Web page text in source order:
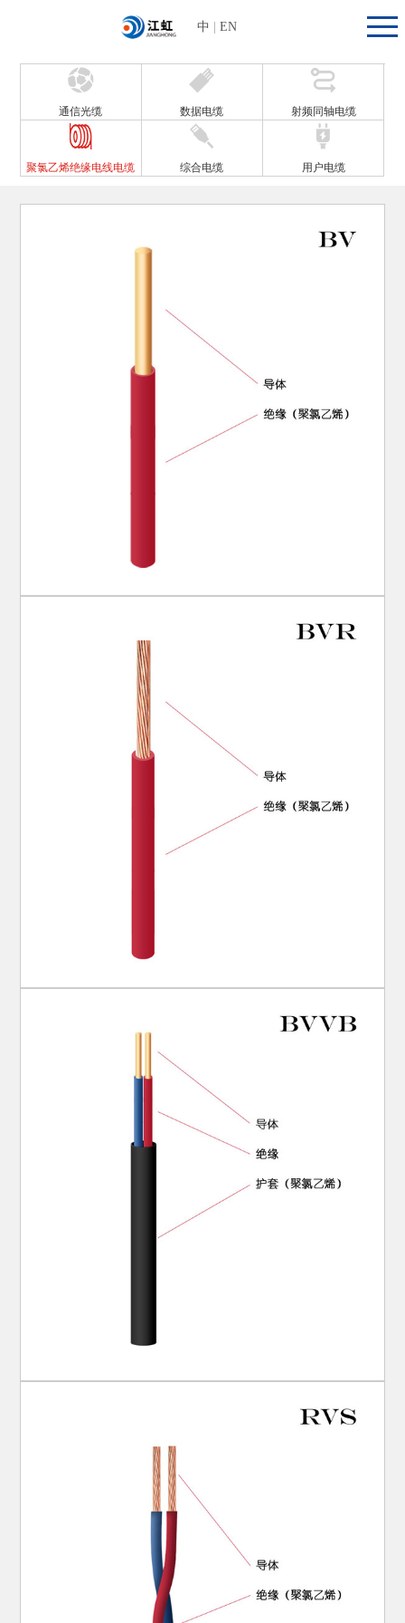
中 |EN
通信光缆 数据电缆 射频同轴电缆
聚氯乙烯绝缘电线电缆 综合电缆 用户电缆